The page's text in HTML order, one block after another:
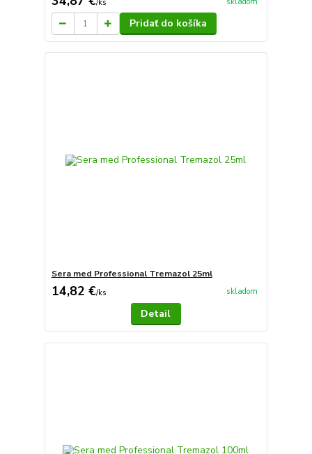
/ks
Pridať do košíka
Sera med Professional Tremazol 25ml
14,82 €/ks skladom
Detail